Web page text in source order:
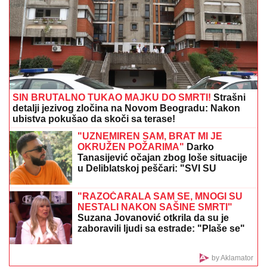
"ODSEĆI ĆU TI JEZIK, KUNEM TI SE!"
Ana Nikolić uputila PRETNJE Jeleni
Radanović zbog Raleta: "Izvlačiće te iz
Drine i Morave, ku**etino raspala!"
(VIDEO)
FOLK PEVAČICA POSETILA RODNO MESTO NA
KOSOVUPokazala kuću u kojoj je odrasla, a malo ko
zna da je pre estrade radila kao NASTAVNICA: "Svaki
put plačem" (VIDEO)
SNEŽANA SAVIĆ ISTA ONA MALINA
nije promenila ni posle 30 GODINA!